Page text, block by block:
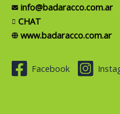
info@badaracco.com.ar
CHAT
www.badaracco.com.ar
Facebook